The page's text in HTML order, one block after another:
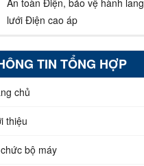
lưới Điện cao áp
TIN TỔNG HỢP
chủ
thiệu
bộ máy